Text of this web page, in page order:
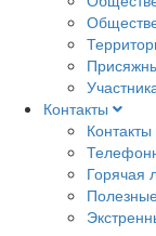
Контакты
Горячая